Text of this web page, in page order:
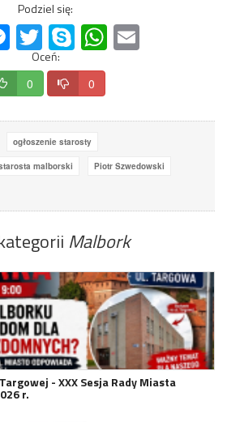
Podziel się:
Messenger
Twitter Skype WhatsApp
Oceń:
0 0
ogłoszenie starosty
malborski Piotr Szwedowski
Malbork
- XXX Sesja Rady Miasta
r.